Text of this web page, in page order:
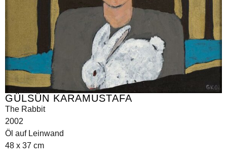
GÜLSÜN KARAMUSTAFA
The Rabbit
2002
Öl auf Leinwand
48 x 37 cm